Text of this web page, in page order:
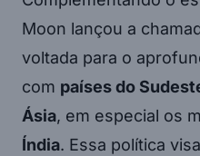
Moon lançou a
voltada para o
com países do
Ásia, em especial os
Índia. Essa política